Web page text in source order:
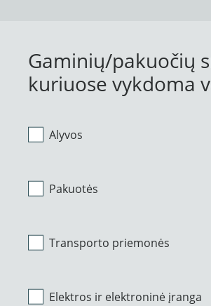
Gaminių/pakuočių
kuriuose vykdoma
Alyvos
Pakuotės
Transporto priemonės
Elektros ir elektroninė įranga